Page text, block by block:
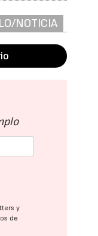
NOTICIA
y
de